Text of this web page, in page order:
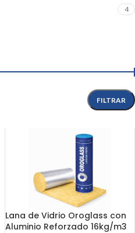
4
FILTRAR
Lana de Vidrio Oroglass con
Aluminio Reforzado 16kg/m3